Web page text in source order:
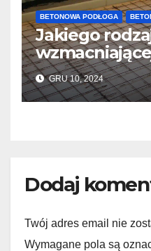
BETONOWA PODŁOGA
Jakiego
do wylewek
GRU 10, 2024
Dodaj
Twój adres email nie
Wymagane pola są